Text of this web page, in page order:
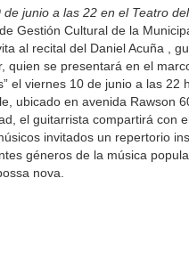
junio a las 22 en el Teatro
Gestión Cultural de la
al recital del Daniel Acuña ,
quien se presentará en el
el viernes 10 de junio a las 22
ubicado en avenida Rawson
el guitarrista compartirá con
invitados un repertorio
géneros de la música
nova.